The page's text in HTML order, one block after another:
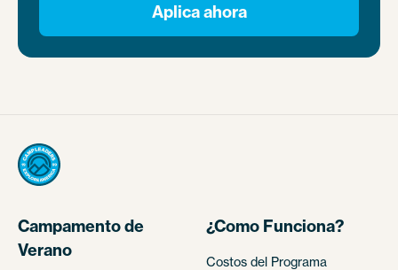
Aplica ahora
Campamento de
Verano
¿Como Funciona?
Costos del Programa